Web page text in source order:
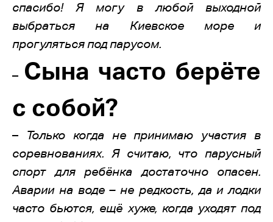
спасибо! Я могу в любой выходной
выбраться на Киевское море и
прогуляться под парусом.
– Сына часто берёте
с собой?
– Только когда не принимаю участия в
соревнованиях. Я считаю, что парусный
спорт для ребёнка достаточно опасен.
Аварии на воде – не редкость, да и лодки
часто бьются, ещё хуже, когда уходят под